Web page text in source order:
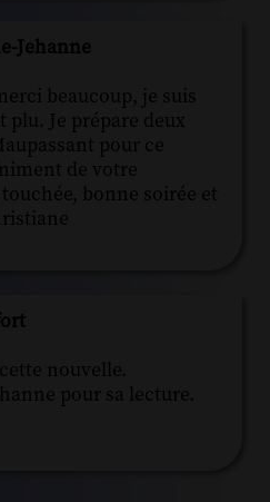
Jehanne
beaucoup, je suis
plu. Je prépare deux
pour ce
de votre
bonne soirée et
nouvelle.
pour sa lecture.